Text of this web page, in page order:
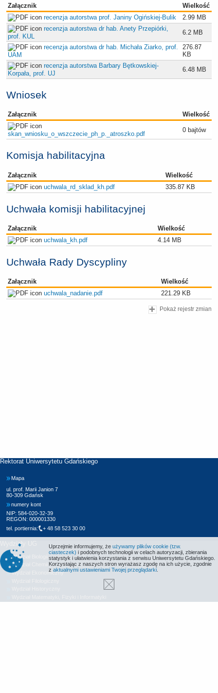
Załącznik
Wielkość
recenzja autorstwa prof. Janiny Ogińskiej-Bulik
2.99 MB
recenzja autorstwa dr hab. Anety Przepiórki,
prof. KUL
6.2 MB
recenzja autorstwa dr hab. Michała Ziarko, prof.
UAM
276.87
KB
recenzja autorstwa Barbary Bętkowskiej-
Korpała, prof. UJ
6.48 MB
Wniosek
Załącznik Wielkość
skan_wniosku_o_wszczecie_ph_p._atroszko.pdf
0 bajtów
Komisja habilitacyjna
Załącznik
Wielkość
uchwala_rd_sklad_kh.pdf
335.87 KB
Uchwała komisji habilitacyjnej
Załącznik
Wielkość
uchwala_kh.pdf
4.14 MB
Uchwała Rady Dyscypliny
Załącznik
Wielkość
uchwala_nadanie.pdf
221.29 KB
Pokaż rejestr zmian
Rektorat Uniwersytetu Gdańskiego
Mapa
ul. prof. Marii Janion 7
80-309 Gdańsk
numery kont
NIP: 584-020-32-39
REGON: 000001330
tel. portiernia:
+ 48 58 523 30 00
Wydziały UG
Wydział Biologii
Wydział Chemii
Wydział Ekonomiczny
Uprzejmie informujemy, że używamy plików cookie (tzw.
ciasteczek) i podobnych technologii w celach autoryzacji, zbierania
statystyk i ułatwienia korzystania z serwisu Uniwersytetu Gdańskiego.
Korzystając z naszych stron wyrażasz zgodę na ich użycie, zgodnie
z aktualnymi ustawieniami Twojej przeglądarki